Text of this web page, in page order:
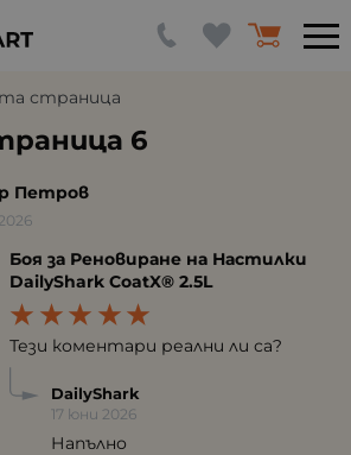
страница
6
Петров
Боя за Реновиране на Настилки
DailyShark CoatX® 2.5L
Тези коментари реални ли са?
DailyShark
17 юни 2026
Напълно